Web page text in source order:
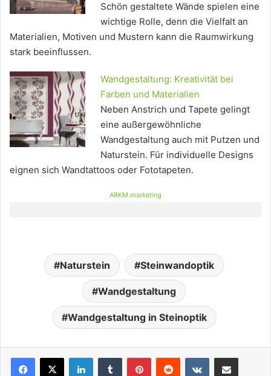
Schön gestaltete Wände spielen eine
wichtige Rolle, denn die Vielfalt an
Materialien, Motiven und Mustern kann die Raumwirkung
stark beeinflussen.
Wandgestaltung: Kreativität bei
Farben und Materialien
Neben Anstrich und Tapete gelingt
eine außergewöhnliche
Wandgestaltung auch mit Putzen und
Naturstein. Für individuelle Designs
eignen sich Wandtattoos oder Fototapeten.
ARKM.marketing
Naturstein Steinwandoptik
Wandgestaltung
Wandgestaltung in Steinoptik